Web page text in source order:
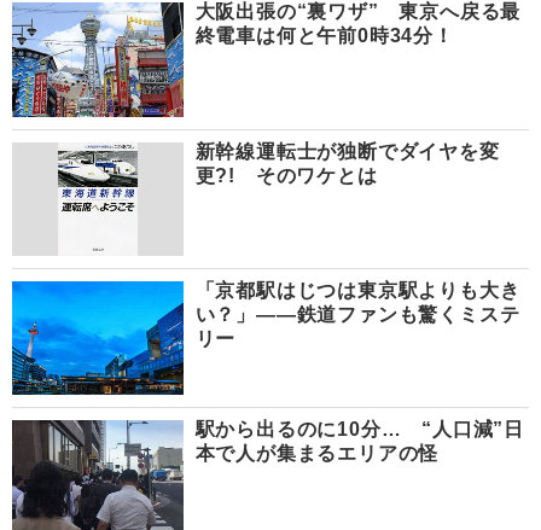
大阪出張の“裏ワザ” 東京へ戻る最
終電車は何と午前0時34分！
新幹線運転士が独断でダイヤを変
更?! そのワケとは
「京都駅はじつは東京駅よりも大き
い？」――鉄道ファンも驚くミステ
リー
駅から出るのに10分… “人口減”日
本で人が集まるエリアの怪